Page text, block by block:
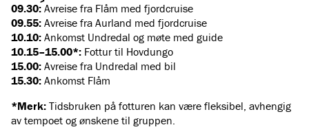
09.30: Avreise fra Flåm med fjordcruise
09.55: Avreise fra Aurland med fjordcruise
10.10: Ankomst Undredal og møte med guide
10.15–15.00*: Fottur til Hovdungo
15.00: Avreise fra Undredal med bil
15.30: Ankomst Flåm
*Merk: Tidsbruken på fotturen kan være fleksibel, avhengig
av tempoet og ønskene til gruppen.